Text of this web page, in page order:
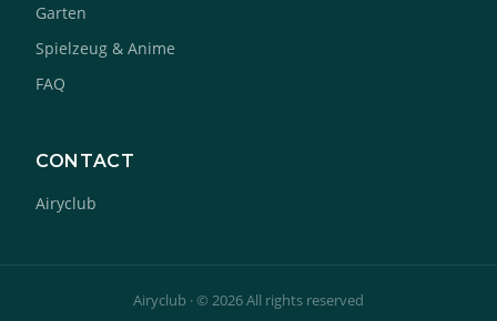
Garten
Spielzeug & Anime
FAQ
CONTACT
Airyclub
Airyclub · © 2026 All rights reserved